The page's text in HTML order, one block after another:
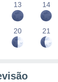
13 14
20 21